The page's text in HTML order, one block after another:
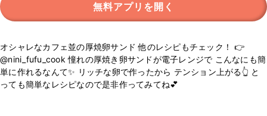
無料アプリを開く
オシャレなカフェ並の厚焼卵サンド 他のレシピもチェック！ 👉
@nini_fufu_cook 憧れの厚焼き卵サンドが電子レンジで こんなにも簡
単に作れるなんて✨️ リッチな卵で作ったから テンション上がる👆 と
っても簡単なレシピなので是非作ってみてね💕︎